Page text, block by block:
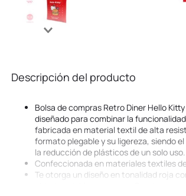
Descripción del producto
Bolsa de compras Retro Diner Hello
diseñado para combinar la
fabricada en material textil de alta
formato plegable y su ligereza, siendo
la reducción de plásticos de un solo uso.
Confeccionada en materiales textiles
Te otorga un diseño en tonalidad roja